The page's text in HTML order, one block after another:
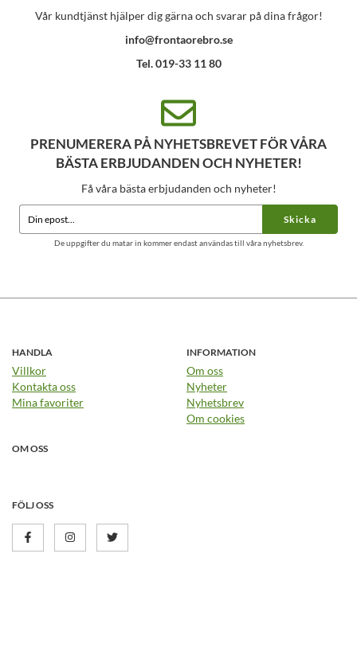
Vår kundtjänst hjälper dig gärna och svarar på dina frågor!
info@frontaorebro.se
Tel. 019-33 11 80
PRENUMERERA PÅ NYHETSBREVET FÖR VÅRA
BÄSTA ERBJUDANDEN OCH NYHETER!
Få våra bästa erbjudanden och nyheter!
Skicka
De uppgifter du matar in kommer endast användas till våra nyhetsbrev.
HANDLA
Villkor
Kontakta oss
Mina favoriter
INFORMATION
Om oss
Nyheter
Nyhetsbrev
Om cookies
OM OSS
FÖLJ OSS